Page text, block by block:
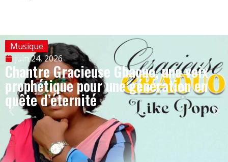
Musique
juin 24, 2026
Chantre Gracieuse Gbaouo, une voix
prophétique pour une génération en
quête d’éternité